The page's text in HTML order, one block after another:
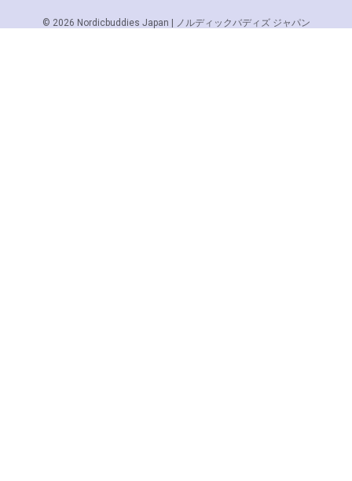
© 2026 Nordicbuddies Japan | ノルディックバディズ ジャパン